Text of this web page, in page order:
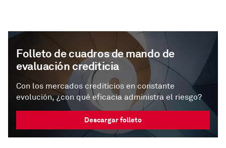
Folleto de cuadros de mando de
evaluación crediticia
Con los mercados crediticios en constante
evolución, ¿con qué eficacia administra el riesgo?
Descargar folleto